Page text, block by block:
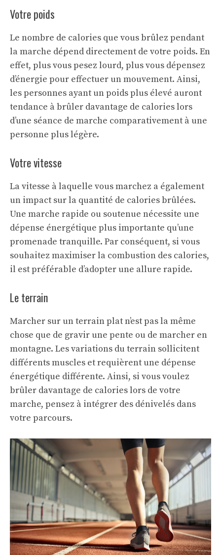
Votre poids
Le nombre de calories que vous brûlez pendant
la marche dépend directement de votre poids. En
effet, plus vous pesez lourd, plus vous dépensez
d’énergie pour effectuer un mouvement. Ainsi,
les personnes ayant un poids plus élevé auront
tendance à brûler davantage de calories lors
d’une séance de marche comparativement à une
personne plus légère.
Votre vitesse
La vitesse à laquelle vous marchez a également
un impact sur la quantité de calories brûlées.
Une marche rapide ou soutenue nécessite une
dépense énergétique plus importante qu’une
promenade tranquille. Par conséquent, si vous
souhaitez maximiser la combustion des calories,
il est préférable d’adopter une allure rapide.
Le terrain
Marcher sur un terrain plat n’est pas la même
chose que de gravir une pente ou de marcher en
montagne. Les variations du terrain sollicitent
différents muscles et requièrent une dépense
énergétique différente. Ainsi, si vous voulez
brûler davantage de calories lors de votre
marche, pensez à intégrer des dénivelés dans
votre parcours.